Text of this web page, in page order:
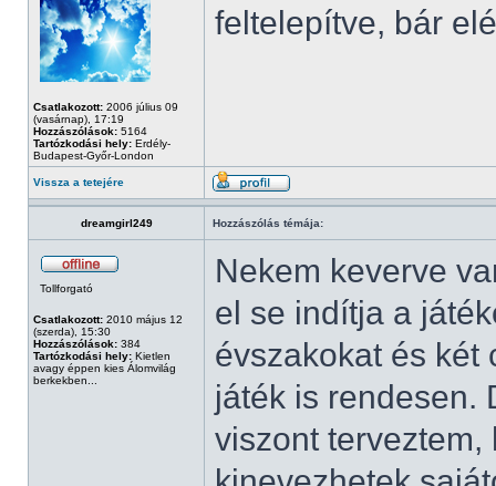
Csatlakozott: 2006 július 09
(vasárnap), 17:19
Hozzászólások: 5164
Tartózkodási hely: Erdély-
Budapest-Győr-London
feltelepítve, bár
Vissza a tetejére
dreamgirl249 Hozzászólás témája:
Tollforgató
Csatlakozott: 2010 május 12
(szerda), 15:30
Hozzászólások: 384
Tartózkodási hely: Kietlen
avagy éppen kies Álomvilág
berkekben...
Nekem keverve
el se indítja a
évszakokat és két
játék is rendesen.
viszont